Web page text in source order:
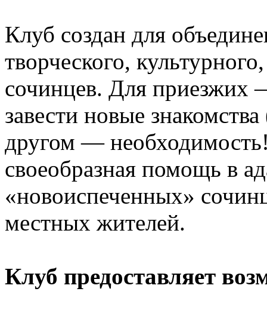
Клуб создан для
творческого,
сочинцев. Для приезжих
завести новые
другом —
своеобразная помощь в
«новоиспеченных»
местных жителей.
Клуб предоставляет